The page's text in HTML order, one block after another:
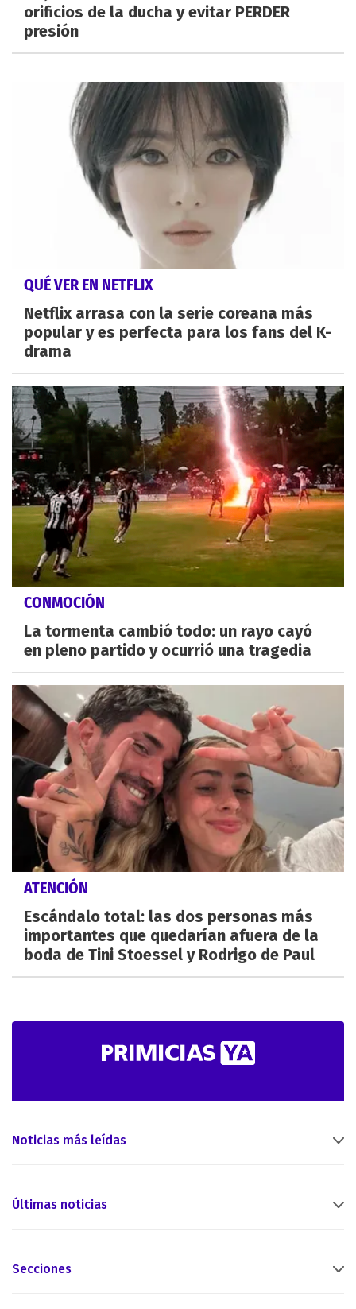
orificios de la ducha y evitar PERDER
presión
QUÉ VER EN NETFLIX
Netflix arrasa con la serie coreana más
popular y es perfecta para los fans del K-
drama
CONMOCIÓN
La tormenta cambió todo: un rayo cayó
en pleno partido y ocurrió una tragedia
ATENCIÓN
Escándalo total: las dos personas más
importantes que quedarían afuera de la
boda de Tini Stoessel y Rodrigo de Paul
Noticias más leídas
Últimas noticias
Secciones